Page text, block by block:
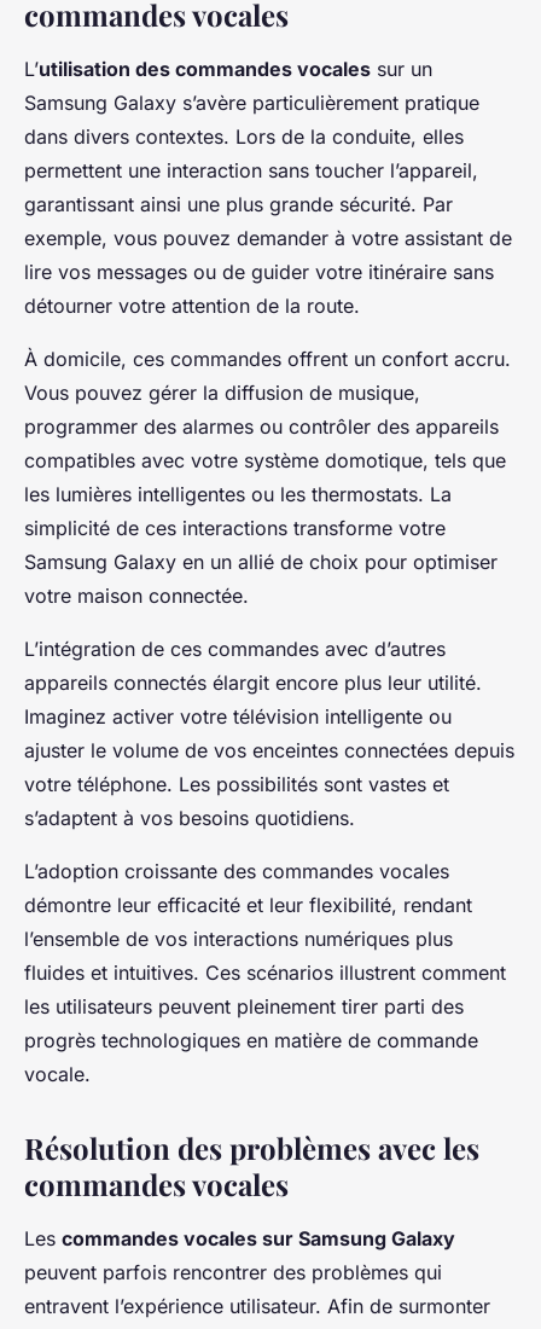
commandes vocales
L’utilisation des commandes vocales sur un
Samsung Galaxy s’avère particulièrement pratique
dans divers contextes. Lors de la conduite, elles
permettent une interaction sans toucher l’appareil,
garantissant ainsi une plus grande sécurité. Par
exemple, vous pouvez demander à votre assistant de
lire vos messages ou de guider votre itinéraire sans
détourner votre attention de la route.
À domicile, ces commandes offrent un confort accru.
Vous pouvez gérer la diffusion de musique,
programmer des alarmes ou contrôler des appareils
compatibles avec votre système domotique, tels que
les lumières intelligentes ou les thermostats. La
simplicité de ces interactions transforme votre
Samsung Galaxy en un allié de choix pour optimiser
votre maison connectée.
L’intégration de ces commandes avec d’autres
appareils connectés élargit encore plus leur utilité.
Imaginez activer votre télévision intelligente ou
ajuster le volume de vos enceintes connectées depuis
votre téléphone. Les possibilités sont vastes et
s’adaptent à vos besoins quotidiens.
L’adoption croissante des commandes vocales
démontre leur efficacité et leur flexibilité, rendant
l’ensemble de vos interactions numériques plus
fluides et intuitives. Ces scénarios illustrent comment
les utilisateurs peuvent pleinement tirer parti des
progrès technologiques en matière de commande
vocale.
Résolution des problèmes avec les
commandes vocales
Les commandes vocales sur Samsung Galaxy
peuvent parfois rencontrer des problèmes qui
entravent l’expérience utilisateur. Afin de surmonter